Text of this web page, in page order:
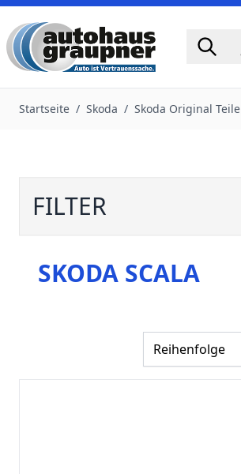
Zum Inhalt springen
Startseite / Skoda / Skoda Original Teile
FILTER
SKODA SCALA